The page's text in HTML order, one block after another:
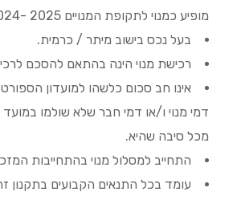
מופיע כמנוי לתקופת המנויים 2025 -2024.
בעל נכס בישוב מיתר / כרמית.
רכישת מנוי הינה בהתאם להסכם
אינו חב סכום כלשהו למועדון הספורט
דמי מנוי ו/או דמי חבר שלא שולמו
מכל סיבה שהיא.
התחייב למסלול מנוי בהתחייבות
עומד בכל התנאים הקבועים בתקנון